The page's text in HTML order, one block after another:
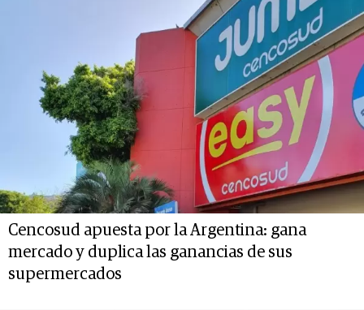
Cencosud apuesta por la Argentina: gana
mercado y duplica las ganancias de sus
supermercados